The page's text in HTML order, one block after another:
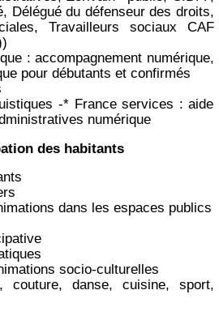
Délégué du défenseur des droits,
Travailleurs sociaux CAF
: accompagnement numérique,
pour débutants et confirmés
-* France services : aide
numérique
des habitants
dans les espaces publics
socio-culturelles
couture, danse, cuisine, sport,